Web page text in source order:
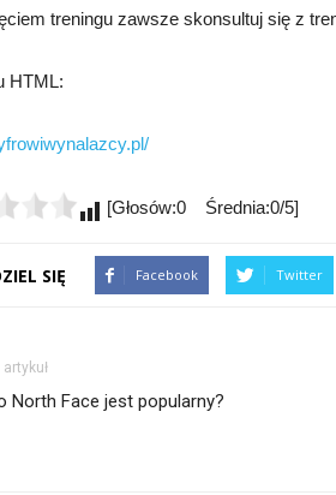
treningu zawsze skonsultuj się z
HTML:
[Głosów:0 Średnia:0/5]
SIĘ Facebook Twitter
North Face jest popularny?